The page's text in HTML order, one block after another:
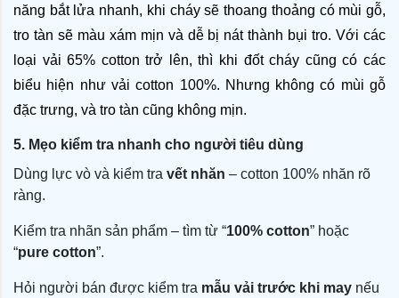
năng bắt lửa nhanh, khi cháy sẽ thoang thoảng có mùi gỗ,
tro tàn sẽ màu xám mịn và dễ bị nát thành bụi tro. Với các
loại vải 65% cotton trở lên, thì khi đốt cháy cũng có các
biểu hiện như vải cotton 100%. Nhưng không có mùi gỗ
đặc trưng, và tro tàn cũng không mịn.
5. Mẹo kiểm tra nhanh cho người tiêu dùng
Dùng lực vò và kiểm tra vết nhăn – cotton 100% nhăn rõ
ràng.
Kiểm tra nhãn sản phẩm – tìm từ “100% cotton” hoặc
“pure cotton”.
Hỏi người bán được kiểm tra mẫu vải trước khi may nếu